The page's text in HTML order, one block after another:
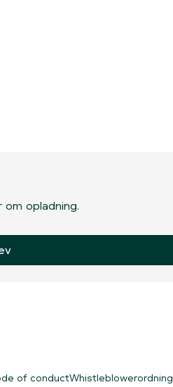
opladning.
of conductWhistleblowerordning